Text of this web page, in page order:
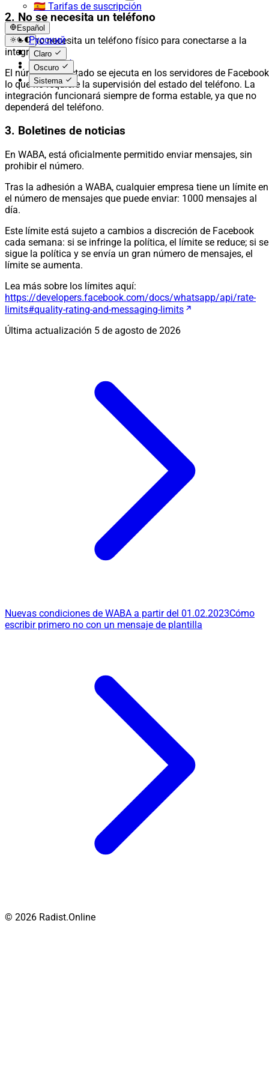
🇪🇸 Tarifas de suscripción
Español
Русский
English
Español
Claro
Oscuro
Sistema
2. No se necesita un teléfono
WABA no necesita un teléfono físico para conectarse a la
integración.
El número conectado se ejecuta en los servidores de
lo que no requiere la supervisión del estado del teléfono. La
integración funcionará siempre de forma estable, ya que no
dependerá del teléfono.
3. Boletines de noticias
En WABA, está oficialmente permitido enviar mensajes, sin
prohibir el número.
Tras la adhesión a WABA, cualquier empresa tiene un límite en
el número de mensajes que puede enviar: 1000 mensajes al
día.
Este límite está sujeto a cambios a discreción de Facebook
cada semana: si se infringe la política, el límite se reduce; si se
sigue la política y se envía un gran número de mensajes, el
límite se aumenta.
Lea más sobre los límites aquí:
https://developers.facebook.com/docs/whatsapp/api/rate-
limits#quality-rating-and-messaging-limits
Última actualización 5 de agosto de 2026
Nuevas condiciones de WABA a partir del 01.02.2023Cómo
escribir primero no con un mensaje de plantilla
© 2026 Radist.Online